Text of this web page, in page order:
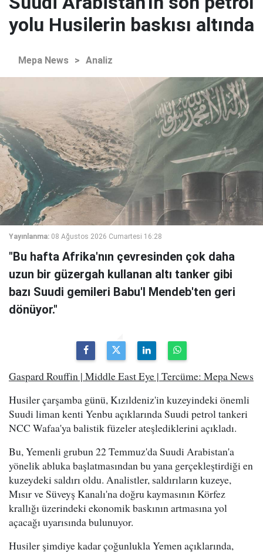
yolu Husilerin baskısı altında
Mepa News > Analiz
Yayınlanma: 08 Ağustos 2026 Cumartesi 16:28
"Bu hafta Afrika'nın çevresinden çok daha
uzun bir güzergah kullanan altı tanker gibi
bazı Suudi gemileri Babu'l Mendeb'ten geri
dönüyor."
Gaspard Rouffin | Middle East Eye | Tercüme: Mepa News
Husiler çarşamba günü, Kızıldeniz'in kuzeyindeki önemli
Suudi liman kenti Yenbu açıklarında Suudi petrol tankeri
NCC Wafaa'ya balistik füzeler ateşlediklerini açıkladı.
Bu, Yemenli grubun 22 Temmuz'da Suudi Arabistan'a
yönelik abluka başlatmasından bu yana gerçekleştirdiği en
kuzeydeki saldırı oldu. Analistler, saldırıların kuzeye,
Mısır ve Süveyş Kanalı'na doğru kaymasının Körfez
krallığı üzerindeki ekonomik baskının artmasına yol
açacağı uyarısında bulunuyor.
Husiler şimdiye kadar çoğunlukla Yemen açıklarında,